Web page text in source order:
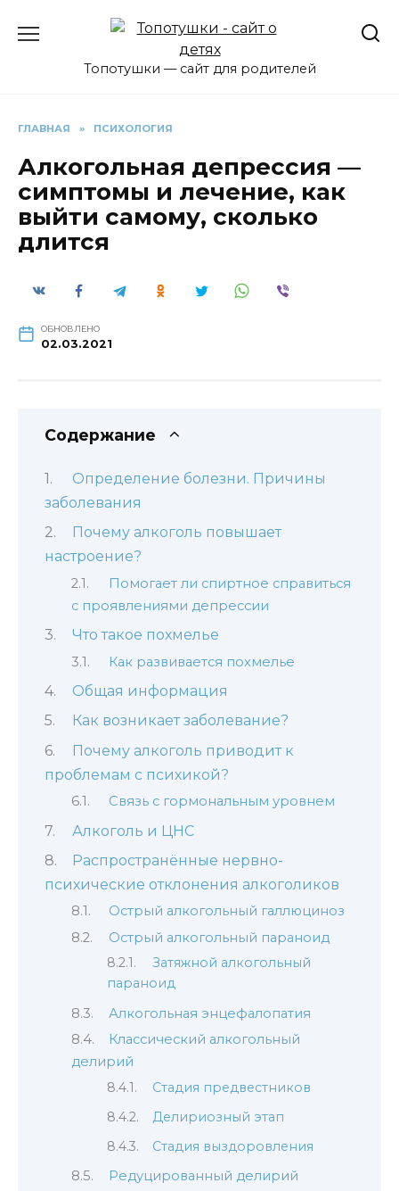
Топотушки — сайт для родителей
ГЛАВНАЯ » ПСИХОЛОГИЯ
Алкогольная депрессия —
симптомы и лечение, как
выйти самому, сколько
длится
ОБНОВЛЕНО
02.03.2021
Содержание
Определение болезни. Причины
заболевания
Почему алкоголь повышает
настроение?
Помогает ли спиртное справиться
с проявлениями депрессии
Что такое похмелье
Как развивается похмелье
Общая информация
Как возникает заболевание?
Почему алкоголь приводит к
проблемам с психикой?
Связь с гормональным уровнем
Алкоголь и ЦНС
Распространённые нервно-
психические отклонения алкоголиков
Острый алкогольный галлюциноз
Острый алкогольный параноид
Затяжной алкогольный
параноид
Алкогольная энцефалопатия
Классический алкогольный
делирий
Стадия предвестников
Делириозный этап
Стадия выздоровления
Редуцированный делирий